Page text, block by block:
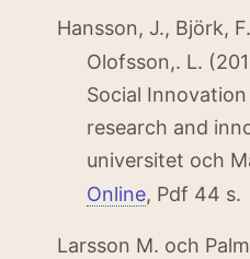
Hansson, J., Björk,
Olofsson,. L.
Social
research and
universitet och
Online, Pdf 44 s.
Larsson M. och